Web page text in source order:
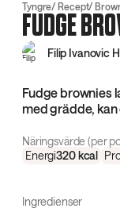
Tyngre Recept
FUDGE
Filip Ivanovic
Fudge brownies
med grädde,
Näringsvärde (per
Energi320kcal
Ingredienser